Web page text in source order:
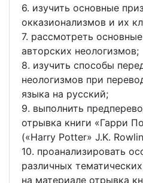
6. изучить основные
окказионализмов и их
7. рассмотреть
авторских неологизмов;
8. изучить способы
неологизмов при
языка на русский;
9. выполнить
отрывка книги «Гарри
(«Harry Potter» J.K.
10. проанализировать
различных
на материале отрывка